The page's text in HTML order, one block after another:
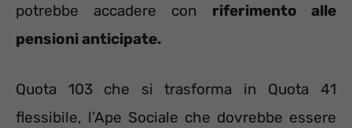
potrebbe accadere con riferimento alle
pensioni anticipate.
Quota 103 che si trasforma in Quota 41
flessibile, l’Ape Sociale che dovrebbe essere